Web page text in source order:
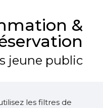
&
jeune public
les filtres de